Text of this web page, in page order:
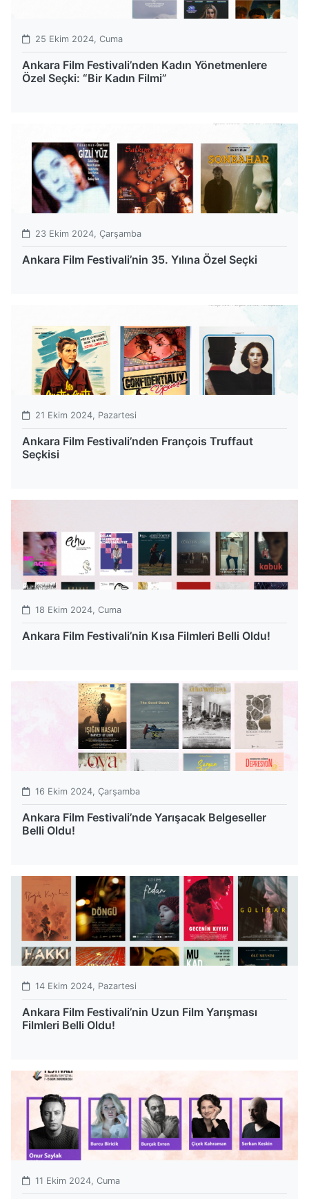
25 Ekim 2024, Cuma
Ankara Film Festivali’nden Kadın Yönetmenlere
Özel Seçki: “Bir Kadın Filmi”
23 Ekim 2024, Çarşamba
Ankara Film Festivali’nin 35. Yılına Özel Seçki
21 Ekim 2024, Pazartesi
Ankara Film Festivali’nden François Truffaut
Seçkisi
18 Ekim 2024, Cuma
Ankara Film Festivali’nin Kısa Filmleri Belli Oldu!
16 Ekim 2024, Çarşamba
Ankara Film Festivali’nde Yarışacak Belgeseller
Belli Oldu!
14 Ekim 2024, Pazartesi
Ankara Film Festivali’nin Uzun Film Yarışması
Filmleri Belli Oldu!
11 Ekim 2024, Cuma